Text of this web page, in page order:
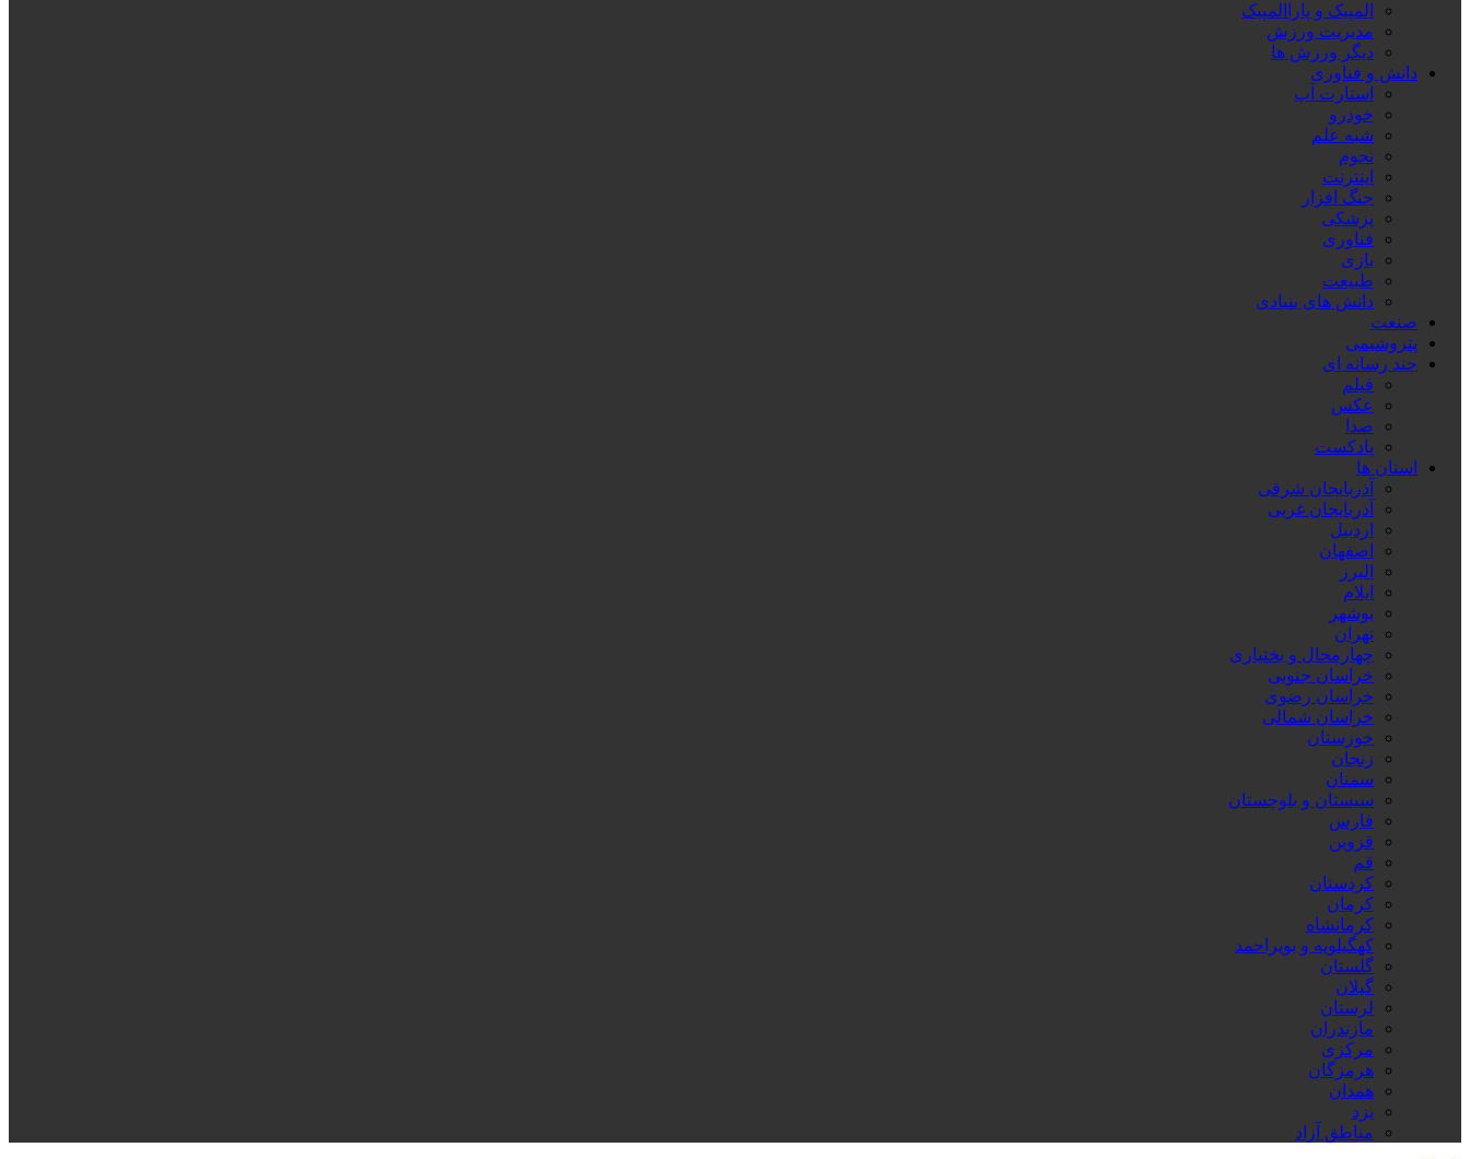
المپیک و پاراالمپیک
مدیریت ورزش
دیگر ورزش ها
دانش و فناوری
استارت آپ
خودرو
شبه علم
نجوم
اینترنت
جنگ افزار
پزشکی
فناوری
بازی
طبیعت
دانش های بنیادی
صنعت
پتروشیمی
چند رسانه ای
فیلم
عکس
صدا
پادکست
استان ها
آذربایجان شرقی
آذربایجان غربی
اردبیل
اصفهان
البرز
ایلام
بوشهر
تهران
چهارمحال و بختیاری
خراسان جنوبی
خراسان رضوی
خراسان شمالی
خوزستان
زنجان
سمنان
سیستان و بلوچستان
فارس
قزوین
قم
کردستان
کرمان
کرمانشاه
کهگیلویه و بویراحمد
گلستان
گیلان
لرستان
مازندران
مرکزی
هرمزگان
همدان
یزد
مناطق آزاد